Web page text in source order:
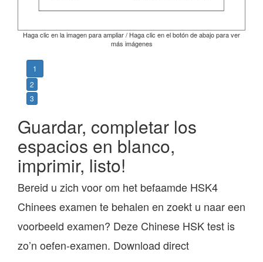
Haga clic en la imagen para ampliar / Haga clic en el botón de abajo para ver
más imágenes
1
2
3
Guardar, completar los
espacios en blanco,
imprimir, listo!
Bereid u zich voor om het befaamde HSK4
Chinees examen te behalen en zoekt u naar een
voorbeeld examen? Deze Chinese HSK test is
zo’n oefen-examen. Download direct